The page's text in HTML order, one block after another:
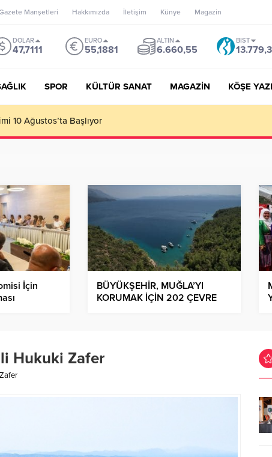
Manşetleri Hakkımızda İletişim Künye Magazin
DOLAR
47,7111
EURO
55,1881
ALTIN
6.660,55
BIST
SPOR KÜLTÜR SANAT MAGAZİN KÖŞE
vizyonu; genç oyuncuları parlatıp onlara kariyer
İçin
BÜYÜKŞEHİR, MUĞLA’YI
KORUMAK İÇİN 202 ÇEVRE
Hukuki Zafer